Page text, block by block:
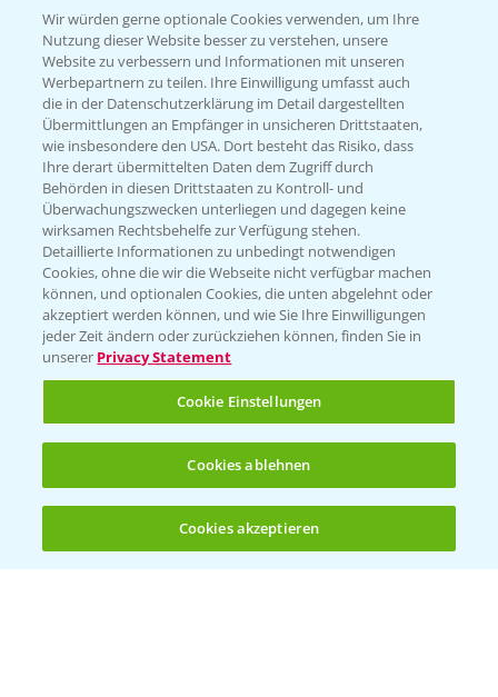
(noch 4)
Sammelstellen und Termine
PRE - Chemikalien sicher entsorgen
Sammelstellen und Termine
Kontakt & Notfall
Beratung auf WhatsApp
T.+49 (0)174 346 564 1
KONTAKT
Hilfe in Notfällen
+49 (0)214/30-20220
Wir würden gerne optionale Cookies verwenden, um Ihre
Nutzung dieser Website besser zu verstehen, unsere
Website zu verbessern und Informationen mit unseren
Werbepartnern zu teilen. Ihre Einwilligung umfasst auch
die in der Datenschutzerklärung im Detail dargestellten
Übermittlungen an Empfänger in unsicheren Drittstaaten,
wie insbesondere den USA. Dort besteht das Risiko, dass
Ihre derart übermittelten Daten dem Zugriff durch
Behörden in diesen Drittstaaten zu Kontroll- und
Überwachungszwecken unterliegen und dagegen keine
wirksamen Rechtsbehelfe zur Verfügung stehen.
Detaillierte Informationen zu unbedingt notwendigen
Cookies, ohne die wir die Webseite nicht verfügbar machen
können, und optionalen Cookies, die unten abgelehnt oder
akzeptiert werden können, und wie Sie Ihre Einwilligungen
jeder Zeit ändern oder zurückziehen können, finden Sie in
unserer Privacy Statement
Cookie Einstellungen
Cookies ablehnen
Cookies akzeptieren